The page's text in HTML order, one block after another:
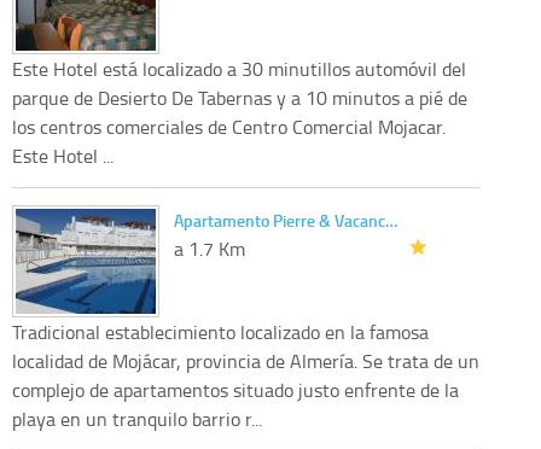
Este Hotel está localizado a 30 minutillos automóvil del
parque de Desierto De Tabernas y a 10 minutos a pié de
los centros comerciales de Centro Comercial Mojacar.
Este Hotel ...
Apartamento Pierre & Vacanc…
a 1.7 Km
Tradicional establecimiento localizado en la famosa
localidad de Mojácar, provincia de Almería. Se trata de un
complejo de apartamentos situado justo enfrente de la
playa en un tranquilo barrio r...